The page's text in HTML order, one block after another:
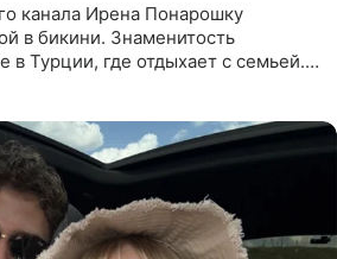
канала Ирена Понарошку
в бикини. Знаменитость
в Турции, где отдыхает с семьей.